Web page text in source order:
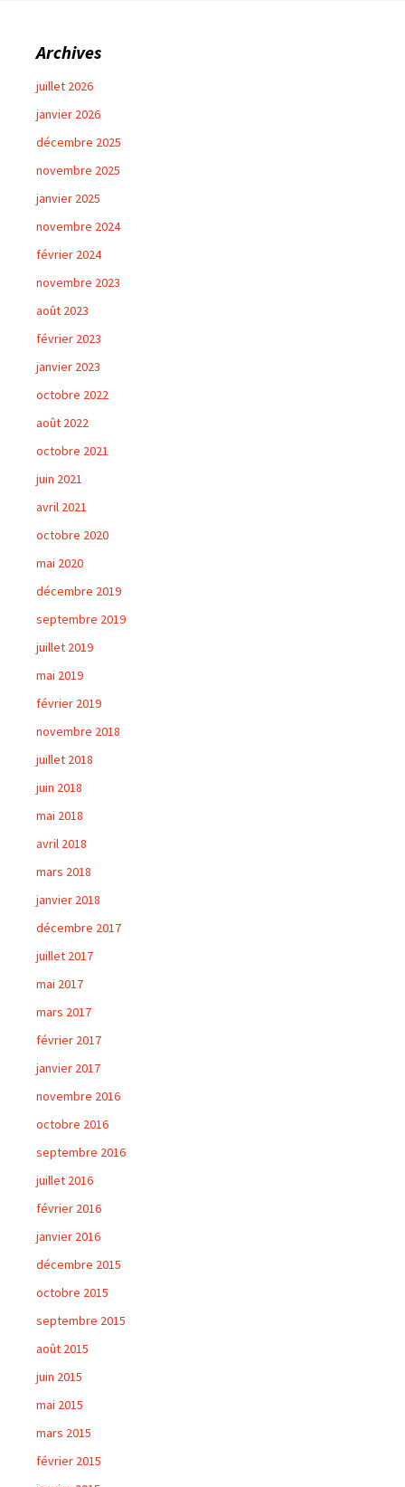
Archives
juillet 2026
janvier 2026
décembre 2025
novembre 2025
janvier 2025
novembre 2024
février 2024
novembre 2023
août 2023
février 2023
janvier 2023
octobre 2022
août 2022
octobre 2021
juin 2021
avril 2021
octobre 2020
mai 2020
décembre 2019
septembre 2019
juillet 2019
mai 2019
février 2019
novembre 2018
juillet 2018
juin 2018
mai 2018
avril 2018
mars 2018
janvier 2018
décembre 2017
juillet 2017
mai 2017
mars 2017
février 2017
janvier 2017
novembre 2016
octobre 2016
septembre 2016
juillet 2016
février 2016
janvier 2016
décembre 2015
octobre 2015
septembre 2015
août 2015
juin 2015
mai 2015
mars 2015
février 2015